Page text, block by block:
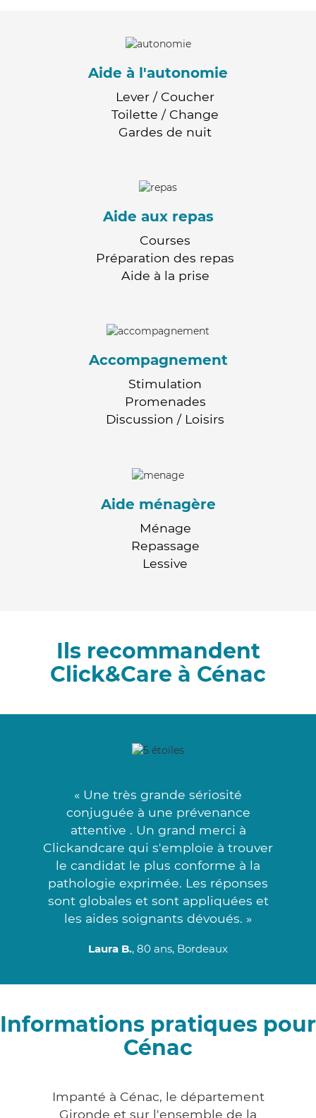
Aide à l'autonomie
Lever / Coucher
Toilette / Change
Gardes de nuit
Aide aux repas
Courses
Préparation des repas
Aide à la prise
Accompagnement
Stimulation
Promenades
Discussion / Loisirs
Aide ménagère
Ménage
Repassage
Lessive
Ils recommandent
Click&Care à Cénac
« Une très grande sériosité
conjuguée à une prévenance
attentive . Un grand merci à
Clickandcare qui s'emploie à trouver
le candidat le plus conforme à la
pathologie exprimée. Les réponses
sont globales et sont appliquées et
les aides soignants dévoués. »
Laura B., 80 ans, Bordeaux
Informations pratiques pour
Cénac
Impanté à Cénac, le département
Gironde et sur l'ensemble de la